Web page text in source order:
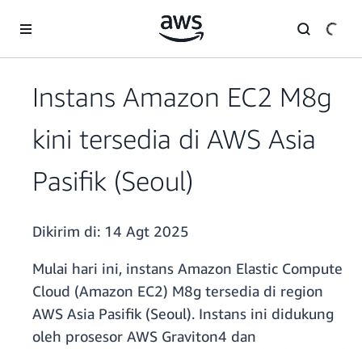
Instans Amazon EC2 M8g
kini tersedia di AWS Asia
Pasifik (Seoul)
Dikirim di: 14 Agt 2025
Mulai hari ini, instans Amazon Elastic Compute
Cloud (Amazon EC2) M8g tersedia di region
AWS Asia Pasifik (Seoul). Instans ini didukung
oleh prosesor AWS Graviton4 dan